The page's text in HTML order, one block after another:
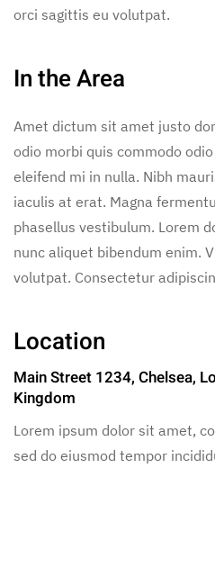
orci sagittis eu volutpat.
In the Area
Amet dictum sit amet justo
odio morbi quis commodo
eleifend mi in nulla. Nibh
iaculis at erat. Magna
phasellus vestibulum. Lorem
nunc aliquet bibendum enim.
volutpat. Consectetur
Location
Main Street 1234, Chelsea,
Kingdom
Lorem ipsum dolor sit amet,
sed do eiusmod tempor